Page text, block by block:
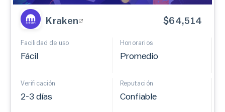
Kraken $64,514
Facilidad de uso
Fácil
Honorarios
Promedio
Verificación
2-3 días
Reputación
Confiable